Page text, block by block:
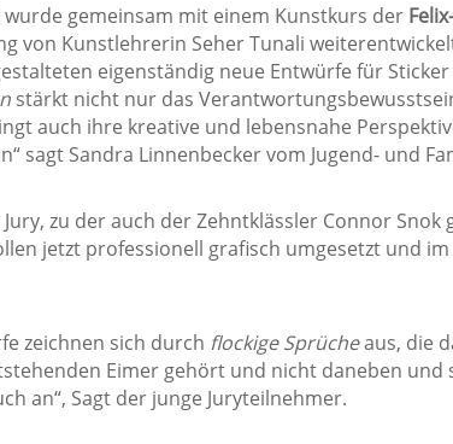
wurde gemeinsam mit einem Kunstkurs der
von Kunstlehrerin Seher Tunali
eigenständig neue Entwürfe für
stärkt nicht nur das
auch ihre kreative und lebensnahe
sagt Sandra Linnenbecker vom Jugend- und
zu der auch der Zehntklässler Connor
jetzt professionell grafisch umgesetzt und
zeichnen sich durch flockige Sprücheaus, die
Eimer gehört und nicht daneben und
an“, Sagt der junge Juryteilnehmer.